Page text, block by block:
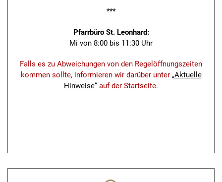
***
Pfarrbüro St. Leonhard:
Mi von 8:00 bis 11:30 Uhr
Falls es zu Abweichungen von den Regelöffnungszeiten
kommen sollte, informieren wir darüber unter „Aktuelle
Hinweise“ auf der Startseite.